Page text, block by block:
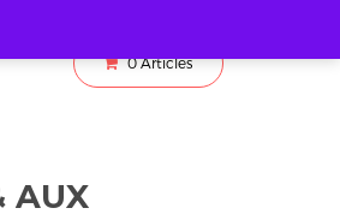
0 Articles
AUX